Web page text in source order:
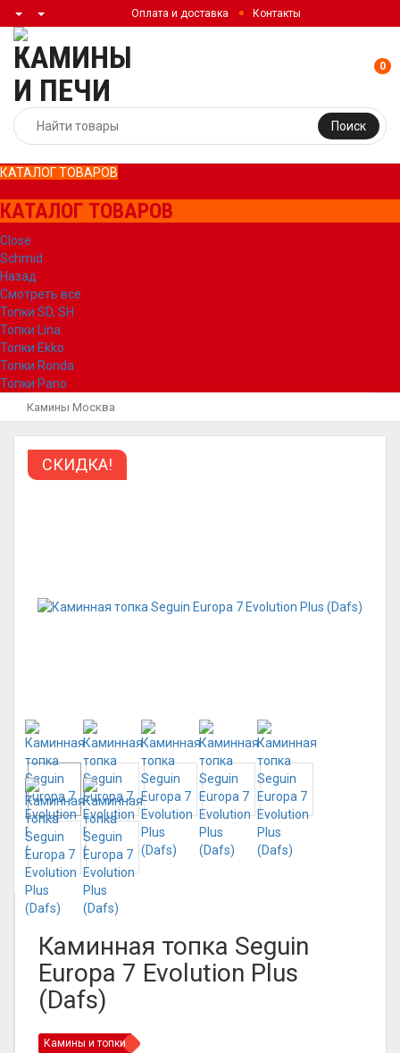
Оплата и доставка Контакты
Поиск
0
КАТАЛОГ ТОВАРОВ
КАТАЛОГ ТОВАРОВ
Close
Schmid
Назад
Смотреть все
Топки SD, SH
Топки Lina
Топки Ekko
Топки Ronda
Топки Pano
Камины Москва
СКИДКА!
Каминная топка Seguin
Europa 7 Evolution Plus
(Dafs)
Камины и топки